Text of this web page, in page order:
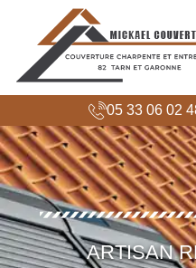
05 33 06 02
ARTISAN